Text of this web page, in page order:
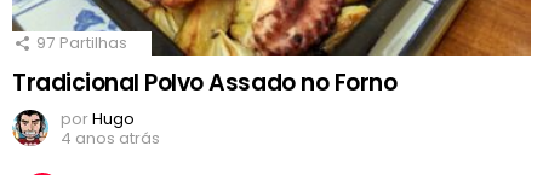
97 Partilhas
Tradicional Polvo Assado no Forno
porHugo
4 anos atrás